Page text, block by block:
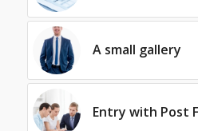
A small gallery
Entry with Post